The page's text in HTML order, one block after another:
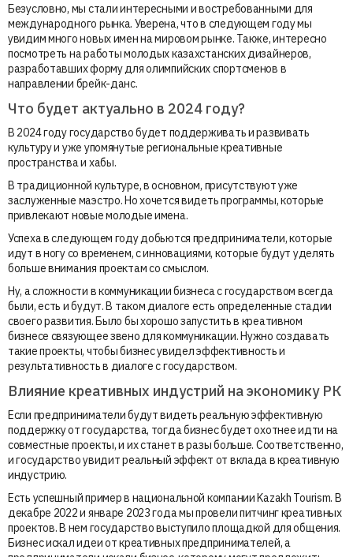
Безусловно, мы стали интересными и востребованными для
международного рынка. Уверена, что в следующем году мы
увидим много новых имен на мировом рынке. Также, интересно
посмотреть на работы молодых казахстанских дизайнеров,
разработавших форму для олимпийских спортсменов в
направлении брейк-данс.
Что будет актуально в 2024 году?
В 2024 году государство будет поддерживать и развивать
культуру и уже упомянутые региональные креативные
пространства и хабы.
В традиционной культуре, в основном, присутствуют уже
заслуженные маэстро. Но хочется видеть программы, которые
привлекают новые молодые имена.
Успеха в следующем году добьются предприниматели, которые
идут в ногу со временем, с инновациями, которые будут уделять
больше внимания проектам со смыслом.
Ну, а сложности в коммуникации бизнеса с государством всегда
были, есть и будут. В таком диалоге есть определенные стадии
своего развития. Было бы хорошо запустить в креативном
бизнесе связующее звено для коммуникации. Нужно создавать
такие проекты, чтобы бизнес увидел эффективность и
результативность в диалоге с государством.
Влияние креативных индустрий на экономику РК
Если предприниматели будут видеть реальную эффективную
поддержку от государства, тогда бизнес будет охотнее идти на
совместные проекты, и их станет в разы больше. Соответственно,
и государство увидит реальный эффект от вклада в креативную
индустрию.
Есть успешный пример в национальной компании Kazakh Tourism. В
декабре 2022 и январе 2023 года мы провели питчинг креативных
проектов. В нем государство выступило площадкой для общения.
Бизнес искал идеи от креативных предпринимателей, а